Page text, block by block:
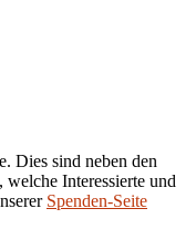
Dies sind neben den
Interessierte und
Spenden-Seite